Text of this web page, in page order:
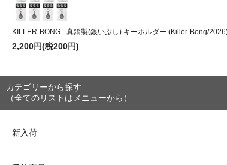
KILLER-BONG - 真鍮製(銀いぶし) キーホルダー (Killer-Bong/
2,200円(税200円)
カテゴリーから探す
（全てのリストはメニューから）
新入荷